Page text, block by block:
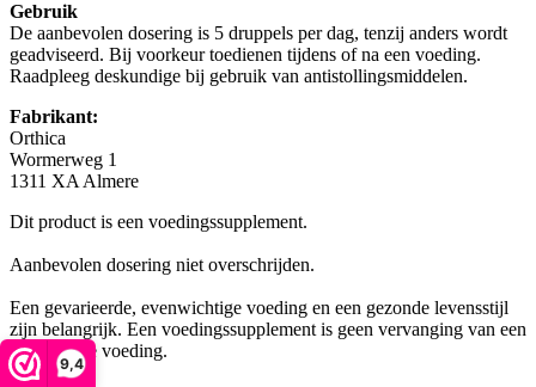
9,4
Gebruik
De aanbevolen dosering is 5 druppels per dag, tenzij anders wordt
geadviseerd. Bij voorkeur toedienen tijdens of na een voeding.
Raadpleeg deskundige bij gebruik van antistollingsmiddelen.
Fabrikant:
Orthica
Wormerweg 1
1311 XA Almere
Dit product is een voedingssupplement.
Aanbevolen dosering niet overschrijden.
Een gevarieerde, evenwichtige voeding en een gezonde levensstijl
zijn belangrijk. Een voedingssupplement is geen vervanging van een
gevarieerde voeding.